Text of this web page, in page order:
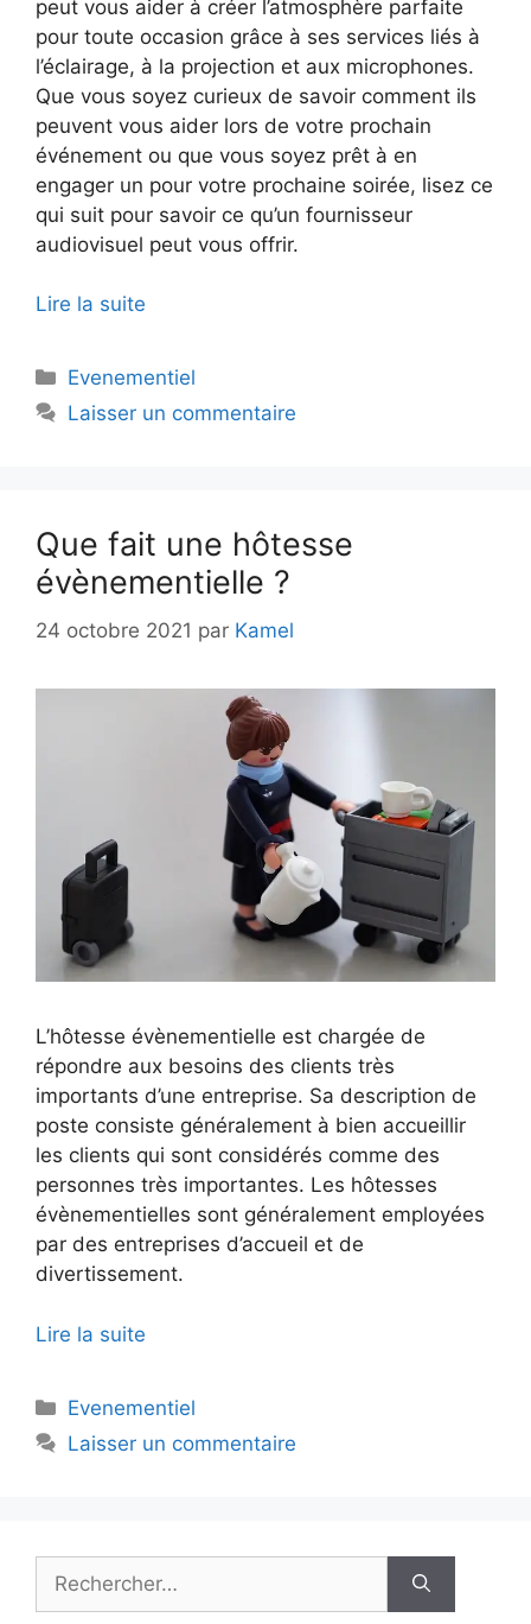
peut vous aider à créer l’atmosphère parfaite
pour toute occasion grâce à ses services liés à
l’éclairage, à la projection et aux microphones.
Que vous soyez curieux de savoir comment ils
peuvent vous aider lors de votre prochain
événement ou que vous soyez prêt à en
engager un pour votre prochaine soirée, lisez ce
qui suit pour savoir ce qu’un fournisseur
audiovisuel peut vous offrir.
Lire la suite
Catégories
Evenementiel
Laisser un commentaire
Que fait une hôtesse
évènementielle ?
24 octobre 2021 par Kamel
L’hôtesse évènementielle est chargée de
répondre aux besoins des clients très
importants d’une entreprise. Sa description de
poste consiste généralement à bien accueillir
les clients qui sont considérés comme des
personnes très importantes. Les hôtesses
évènementielles sont généralement employées
par des entreprises d’accueil et de
divertissement.
Lire la suite
Catégories
Evenementiel
Laisser un commentaire